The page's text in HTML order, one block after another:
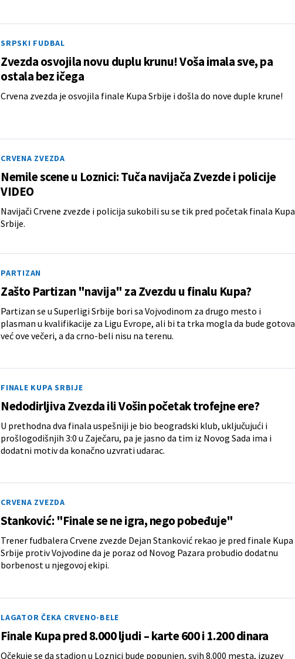
SRPSKI FUDBAL
Zvezda osvojila novu duplu krunu! Voša imala sve, pa
ostala bez ičega
Crvena zvezda je osvojila finale Kupa Srbije i došla do nove duple krune!
CRVENA ZVEZDA
Nemile scene u Loznici: Tuča navijača Zvezde i policije
VIDEO
Navijači Crvene zvezde i policija sukobili su se tik pred početak finala Kupa
Srbije.
PARTIZAN
Zašto Partizan "navija" za Zvezdu u finalu Kupa?
Partizan se u Superligi Srbije bori sa Vojvodinom za drugo mesto i
plasman u kvalifikacije za Ligu Evrope, ali bi ta trka mogla da bude gotova
već ove večeri, a da crno-beli nisu na terenu.
FINALE KUPA SRBIJE
Nedodirljiva Zvezda ili Vošin početak trofejne ere?
U prethodna dva finala uspešniji je bio beogradski klub, uključujući i
prošlogodišnjih 3:0 u Zaječaru, pa je jasno da tim iz Novog Sada ima i
dodatni motiv da konačno uzvrati udarac.
CRVENA ZVEZDA
Stanković: "Finale se ne igra, nego pobeđuje"
Trener fudbalera Crvene zvezde Dejan Stanković rekao je pred finale Kupa
Srbije protiv Vojvodine da je poraz od Novog Pazara probudio dodatnu
borbenost u njegovoj ekipi.
LAGATOR ČEKA CRVENO-BELE
Finale Kupa pred 8.000 ljudi – karte 600 i 1.200 dinara
Očekuje se da stadion u Loznici bude popunjen, svih 8.000 mesta, izuzev